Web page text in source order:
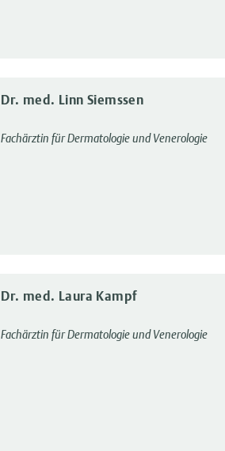
Dr. med. Linn Siemssen
Fachärztin für Dermatologie und Venerologie
Dr. med. Laura Kampf
Fachärztin für Dermatologie und Venerologie